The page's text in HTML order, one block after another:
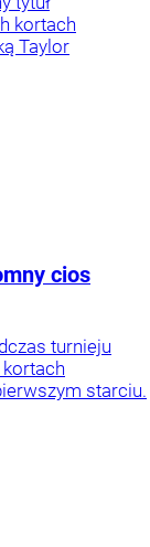
kortach
Taylor
cios
turnieju
starciu.